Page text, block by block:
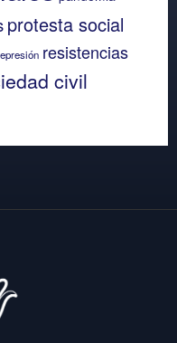
protesta social
resistencias
civil